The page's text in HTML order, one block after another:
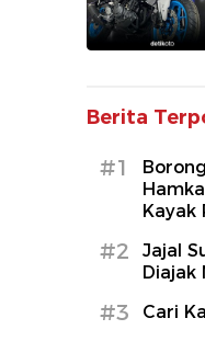
Berita
#1
Kayak
#2
Jajal
Diajak
#3 Cari